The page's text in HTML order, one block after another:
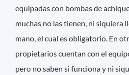
equipadas con bombas de
muchas no las tienen, ni siquiera
mano, el cual es obligatorio. En
propietarios cuentan con el
pero no saben si funciona y ni